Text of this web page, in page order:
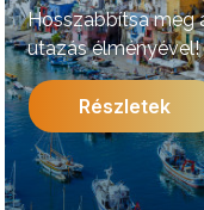
Hosszabbítsa meg
utazás élményével!
Részletek